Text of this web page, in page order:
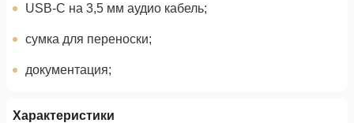
USB-C на 3,5 мм аудио кабель;
сумка для переноски;
документация;
Характеристики